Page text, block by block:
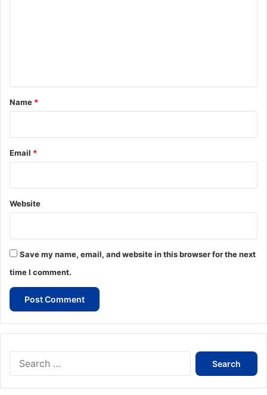
*
Name *
Email *
Website
Save my name, email, and website in this browser for the next
time I comment.
Search